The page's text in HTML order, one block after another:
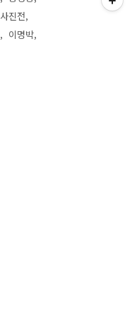
사진전
이명박